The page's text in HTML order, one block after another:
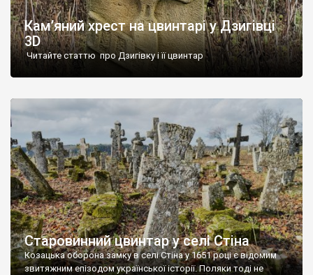
Кам’яний хрест на цвинтарі у Дзигівці
3D
Читайте статтю про Дзигівку і її цвинтар
Старовинний цвинтар у селі Стіна
Козацька оборона замку в селі Стіна у 1651 році є відомим
звитяжним епізодом української історії. Поляки тоді не